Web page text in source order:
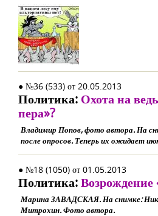
● №36 (533) от 20.05.2013
Политика: Охота на
пера»?
Владимир Попов, фото автора. На
после опросов. Теперь их ожидает
● №18 (1050) от 01.05.2013
Политика:Возрождение
Марина ЗАВАДСКАЯ. На снимке:
Митрохин. Фото автора.